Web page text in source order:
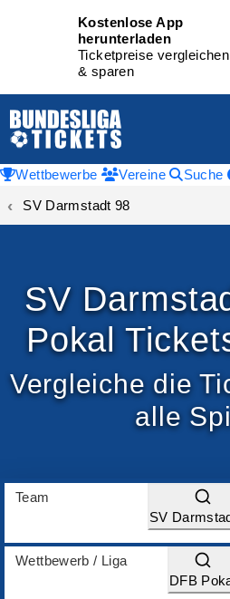
Kostenlose App
herunterladen
Ticketpreise vergleichen
& sparen
Wettbewerbe Vereine Suche
SV Darmstadt 98
SV
Pokal
Vergleiche die
alle
Team
SV
Wettbewerb / Liga
DFB